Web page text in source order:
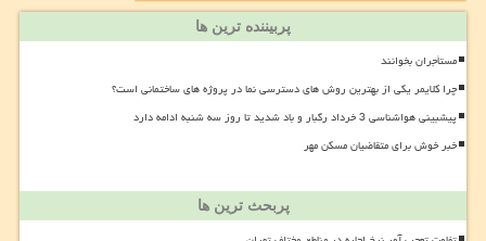
پربیننده ترین ها
مستأجران بخوانند
چرا کلایمر یکی از بهترین روش های دسترسی نما در پروژه های ساختمانی است؟
پیشبینی هواشناسی 3 خرداد رگبار و باد شدید تا روز سه شنبه ادامه دارد
خبر خوش برای متقاضیان مسکن مهر
پربحث ترین ها